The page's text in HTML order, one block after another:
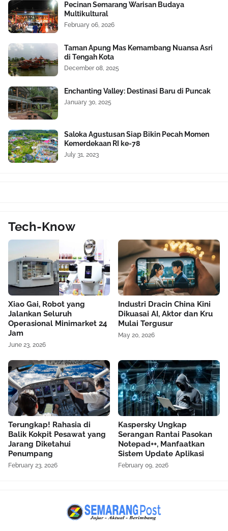
Pecinan Semarang Warisan Budaya
Multikultural
February 06, 2026
Taman Apung Mas Kemambang Nuansa Asri
di Tengah Kota
December 08, 2025
Enchanting Valley: Destinasi Baru di Puncak
January 30, 2025
Saloka Agustusan Siap Bikin Pecah Momen
Kemerdekaan RI ke-78
July 31, 2023
Tech-Know
Xiao Gai, Robot yang
Jalankan Seluruh
Operasional Minimarket 24
Jam
June 23, 2026
Industri Dracin China Kini
Dikuasai AI, Aktor dan Kru
Mulai Tergusur
May 20, 2026
Terungkap! Rahasia di
Balik Kokpit Pesawat yang
Jarang Diketahui
Penumpang
February 23, 2026
Kaspersky Ungkap
Serangan Rantai Pasokan
Notepad++, Manfaatkan
Sistem Update Aplikasi
February 09, 2026